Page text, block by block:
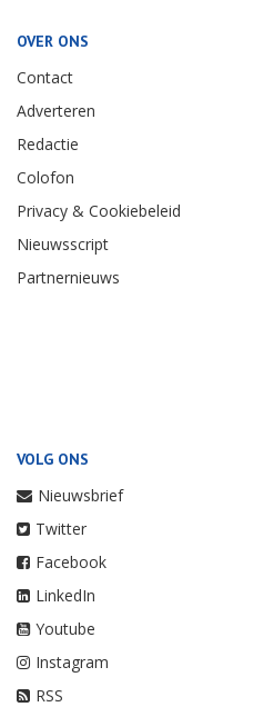
OVER ONS
Contact
Adverteren
Redactie
Colofon
Privacy & Cookiebeleid
Nieuwsscript
Partnernieuws
VOLG ONS
Nieuwsbrief
Twitter
Facebook
LinkedIn
Youtube
Instagram
RSS